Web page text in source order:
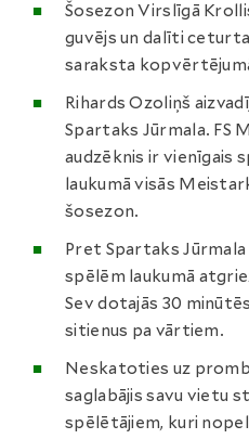
Šosezon Virslīgā
guvējs un dalīti
saraksta
Rihards Ozoliņš
Spartaks Jūrmala. FS
audzēknis ir vienīgais
laukumā visās
šosezon.
Pret Spartaks
spēlēm laukumā
Sev dotajās 30
sitienus pa vārtiem.
Neskatoties uz
saglabājis savu vietu
spēlētājiem, kuri